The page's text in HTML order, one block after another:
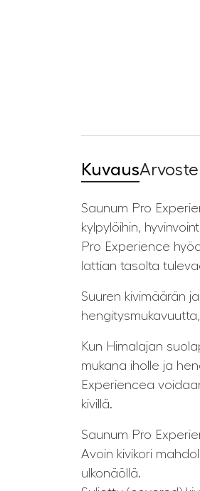
Kuvaus
Saunum Pro
kylpylöihin,
Pro Experience
lattian tasolta
Suuren kivimäärän
Kun Himalajan
mukana iholle ja
Experiencea
kivillä.
Saunum Pro
Avoin kivikori
ulkonäöllä.